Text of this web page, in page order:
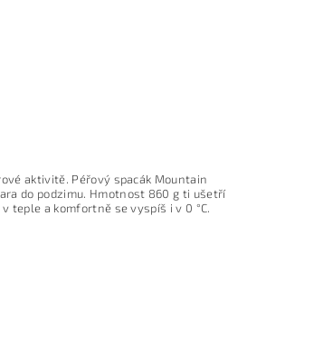
aktivitě. Péřový spacák Mountain
do podzimu. Hmotnost 860 g ti ušetří
teple a komfortně se vyspíš i v 0 °C.